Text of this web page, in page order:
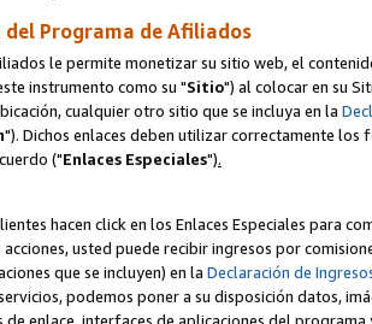
del Programa de Afiliados
le permite monetizar su sitio web, el
instrumento como su "Sitio") al colocar en su
cualquier otro sitio que se incluya en la
"). Dichos enlaces deben utilizar correctamente los
("Enlaces Especiales").
hacen click en los Enlaces Especiales para
usted puede recibir ingresos por
que se incluyen) en la Declaración de
podemos poner a su disposición datos,
de enlace, interfaces de aplicaciones del